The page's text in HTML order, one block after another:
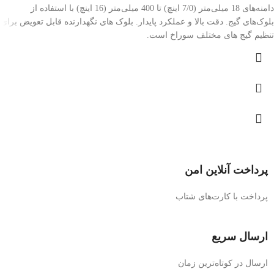
دامنه‌های 18 میلی‌متر (7/0 اینچ) تا 400 میلی‌متر (16 اینچ) با استفاده از
بلوک‌های گیج. دقت بالا و عملکرد پایدار. بلوک های نگهدارنده قابل تعویض برای
تنظیم گیج های مختلف سوراخ است.
پرداخت آنلاین امن
پرداخت با کارت‌های شتاب
ارسال سریع
ارسال در کوتاه‌ترین زمان